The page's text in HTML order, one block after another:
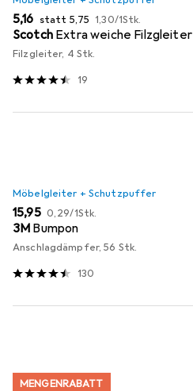
EUR
5,16 statt EUR
5,75 EUR
1,30/1Stk.
Scotch Extra weiche Filzgleiter
Filzgleiter, 4 Stk.
19
Möbelgleiter + Schutzpuffer
EUR
15,95 EUR
0,29/1Stk.
3M Bumpon
Anschlagdämpfer, 56 Stk.
130
MENGENRABATT